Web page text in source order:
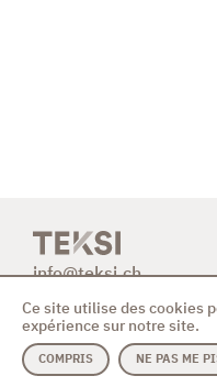
info@teksi.ch
Ce site utilise des cookies
expérience sur notre site.
COMPRIS NE PAS ME